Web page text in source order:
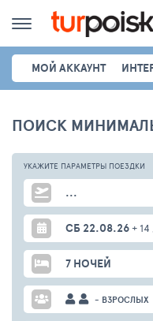
МОЙ АККАУНТ
ПОИСК
УКАЖИТЕ ПАРАМЕТРЫ ПОЕЗДКИ
...
СБ 22.08.26+
7 НОЧЕЙ
- ВЗРОСЛЫХ